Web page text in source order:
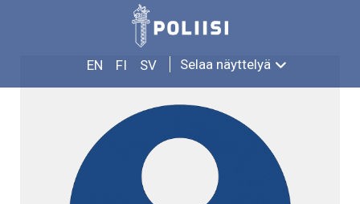
EN FI SV Selaa näyttelyä
YRJÖ AHLQVIST